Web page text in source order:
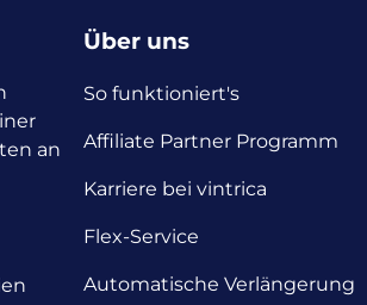
an
Über uns
So funktioniert's
Affiliate Partner Programm
Karriere bei vintrica
Flex-Service
Automatische Verlängerung